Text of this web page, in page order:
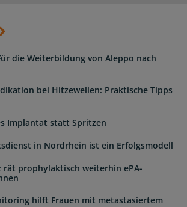
die Weiterbildung von Aleppo nach
bei Hitzewellen: Praktische Tipps
Implantat statt Spritzen
in Nordrhein ist ein Erfolgsmodell
rät prophylaktisch weiterhin ePA-
hilft Frauen mit metastasiertem